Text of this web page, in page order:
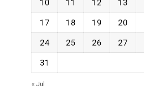
10 11 12 13
17 18 19 20
24 25 26 27
31
« Jul